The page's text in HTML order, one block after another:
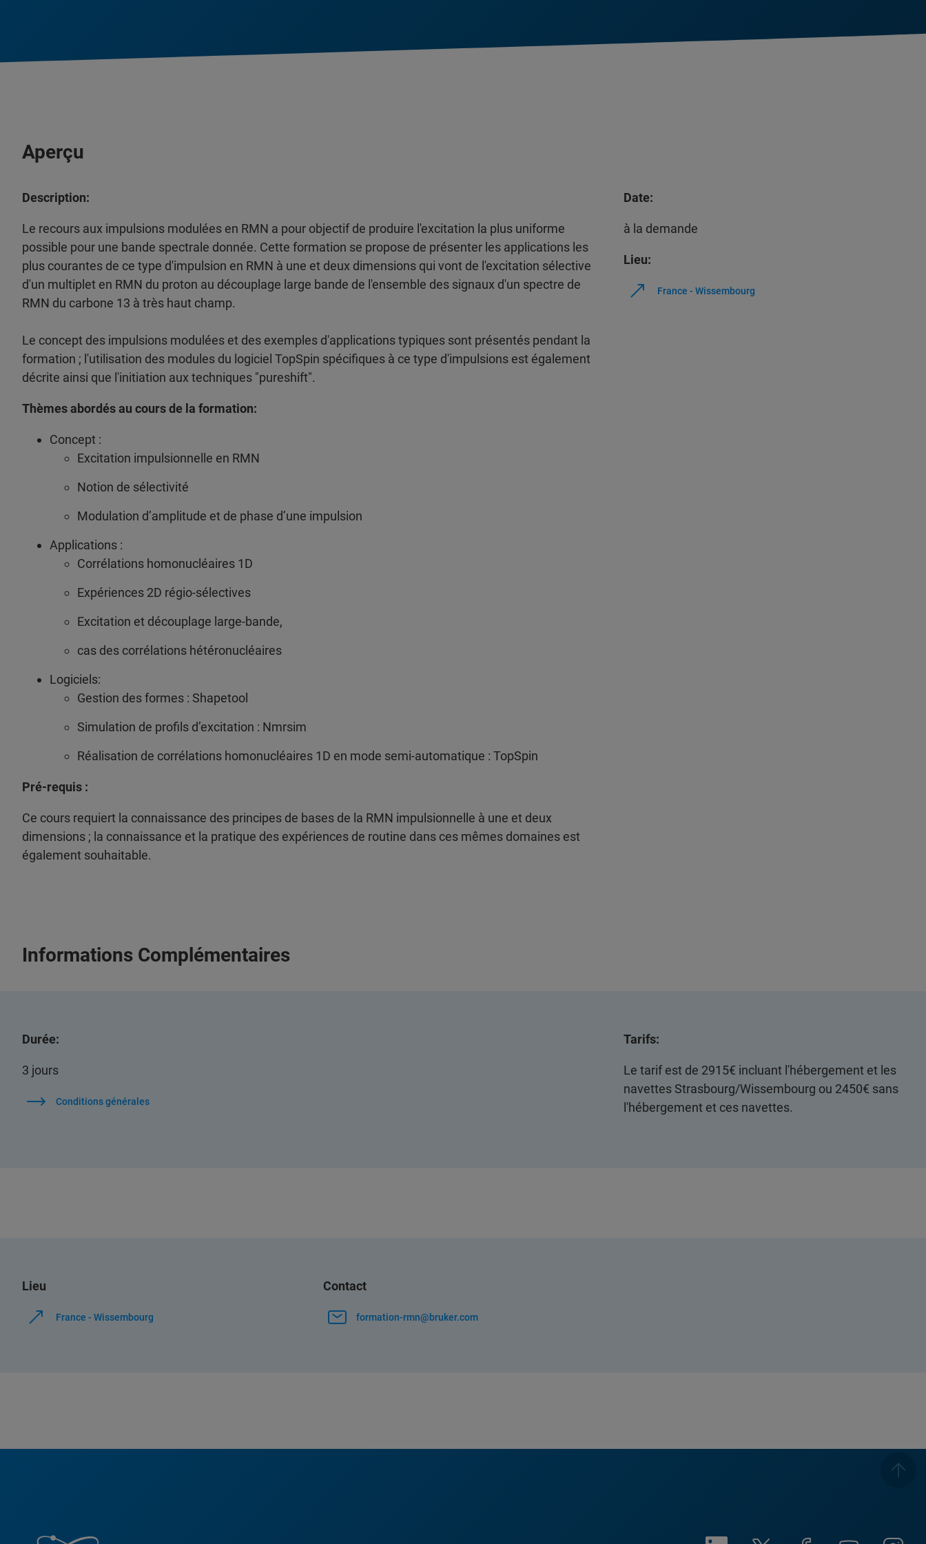
Aperçu
Description:
Le recours aux impulsions modulées en RMN a pour objectif de produire l'excitation la plus uniforme
possible pour une bande spectrale donnée. Cette formation se propose de présenter les applications les
plus courantes de ce type d'impulsion en RMN à une et deux dimensions qui vont de l'excitation sélective
d'un multiplet en RMN du proton au découplage large bande de l'ensemble des signaux d'un spectre de
RMN du carbone 13 à très haut champ.
Le concept des impulsions modulées et des exemples d'applications typiques sont présentés pendant la
formation ; l'utilisation des modules du logiciel TopSpin spécifiques à ce type d'impulsions est également
décrite ainsi que l'initiation aux techniques "pureshift".
Thèmes abordés au cours de la formation:
Concept :
Excitation impulsionnelle en RMN
Notion de sélectivité
Modulation d’amplitude et de phase d’une impulsion
Applications :
Corrélations homonucléaires 1D
Expériences 2D régio-sélectives
Excitation et découplage large-bande,
cas des corrélations hétéronucléaires
Logiciels:
Gestion des formes : Shapetool
Simulation de profils d’excitation : Nmrsim
Réalisation de corrélations homonucléaires 1D en mode semi-automatique : TopSpin
Pré-requis :
Ce cours requiert la connaissance des principes de bases de la RMN impulsionnelle à une et deux
dimensions ; la connaissance et la pratique des expériences de routine dans ces mêmes domaines est
également souhaitable.
Date:
à la demande
Lieu:
France - Wissembourg
Informations Complémentaires
Durée:
3 jours
Conditions générales
Tarifs:
Le tarif est de 2915€ incluant l'hébergement et les
navettes Strasbourg/Wissembourg ou 2450€ sans
l'hébergement et ces navettes.
Lieu
France - Wissembourg
Contact
formation-rmn@bruker.com